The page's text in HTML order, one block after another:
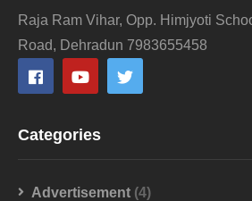
Raja Ram Vihar, Opp. Himjyoti
Road, Dehradun 7983655458
Categories
Advertisement (4)